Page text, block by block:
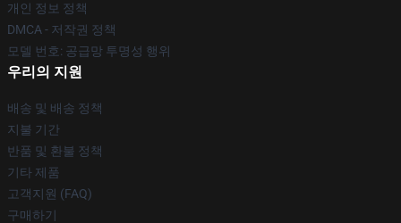
개인 정보 정책
DMCA - 저작권 정책
모델 번호: 공급망 투명성 행위
우리의 지원
배송 및 배송 정책
지불 기간
반품 및 환불 정책
기타 제품
고객지원 (FAQ)
구매하기